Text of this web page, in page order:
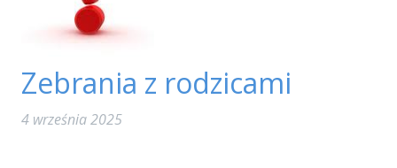
Zebrania z rodzicami
4 września 2025